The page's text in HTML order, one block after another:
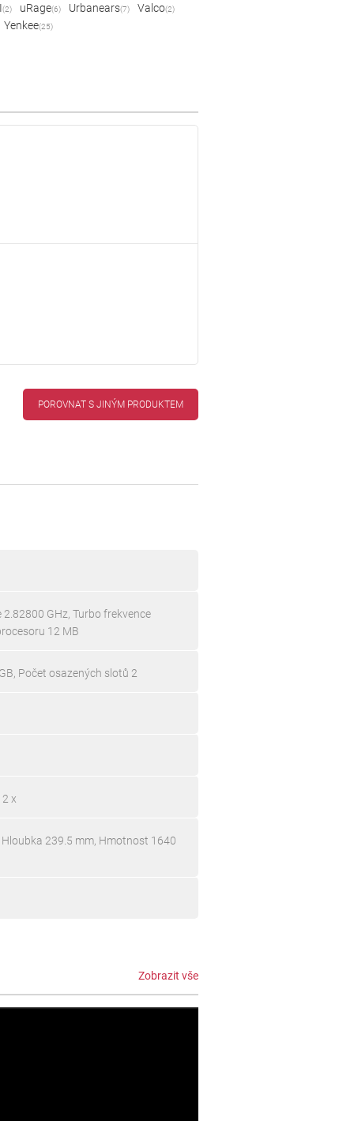
(2) uRage(6) Urbanears(7) Valco(2)
Yenkee(25)
POROVNAT S JINÝM PRODUKTEM
GHz, Turbo frekvence
12 MB
Počet osazených slotů 2
x
239.5 mm, Hmotnost 1640
Zobrazit vše